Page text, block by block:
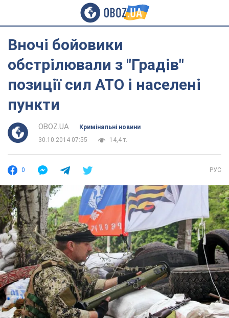
Вночі бойовики
обстрілювали з "Градів"
позиції сил АТО і населені
пункти
OBOZ.UA
Кримінальні новини
30.10.2014 07:55
14,4 т.
0 РУС